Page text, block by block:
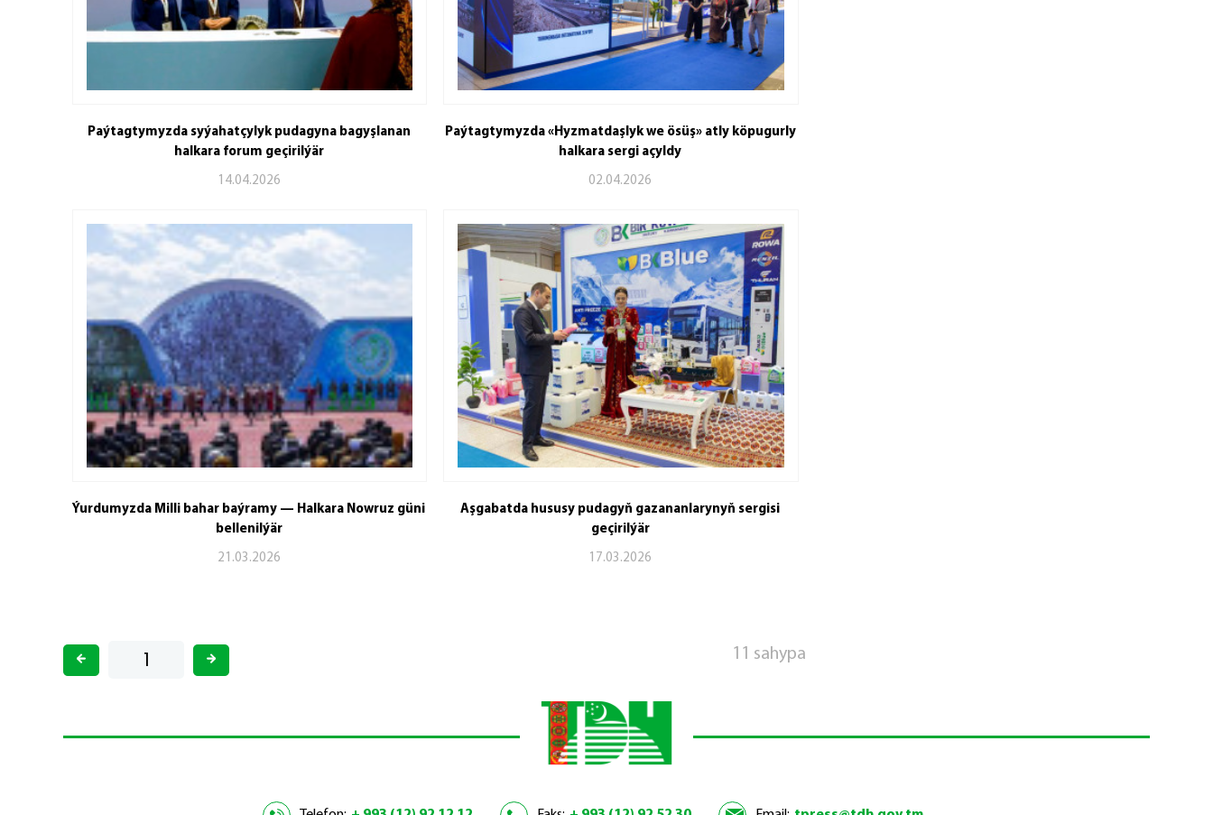
Paýtagtymyzda syýahatçylyk pudagyna bagyşlanan
halkara forum geçirilýär
14.04.2026
Paýtagtymyzda «Hyzmatdaşlyk we ösüş» atly köpugurly
halkara sergi açyldy
02.04.2026
Ýurdumyzda Milli bahar baýramy — Halkara Nowruz güni
bellenilýär
21.03.2026
Aşgabatda hususy pudagyň gazananlarynyň sergisi
geçirilýär
17.03.2026
11 sahypa